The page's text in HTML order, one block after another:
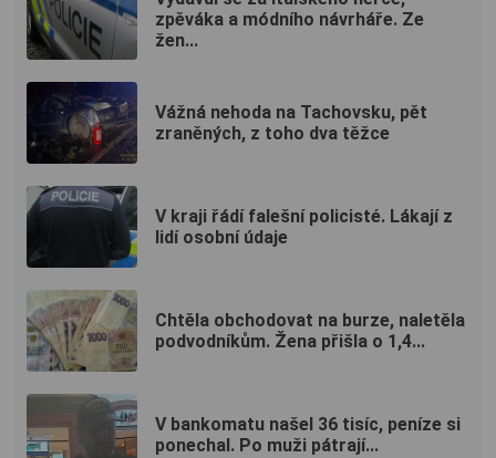
zpěváka a módního návrháře. Ze
žen...
Vážná nehoda na Tachovsku, pět
zraněných, z toho dva těžce
V kraji řádí falešní policisté. Lákají z
lidí osobní údaje
Chtěla obchodovat na burze, naletěla
podvodníkům. Žena přišla o 1,4...
V bankomatu našel 36 tisíc, peníze si
ponechal. Po muži pátrají...